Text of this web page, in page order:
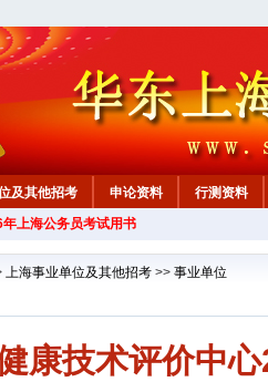
及其他招考 申论资料
行测资料
上海公务员考试用书
上海事业单位及其他招考 >> 事业单位
康技术评价中